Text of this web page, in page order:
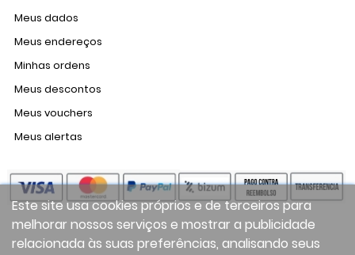
Este site usa cookies próprios e de terceiros para
melhorar nossos serviços e mostrar a publicidade
relacionada às suas preferências, analisando seus
Meus dados
Meus endereços
Minhas ordens
Meus descontos
Meus vouchers
Meus alertas